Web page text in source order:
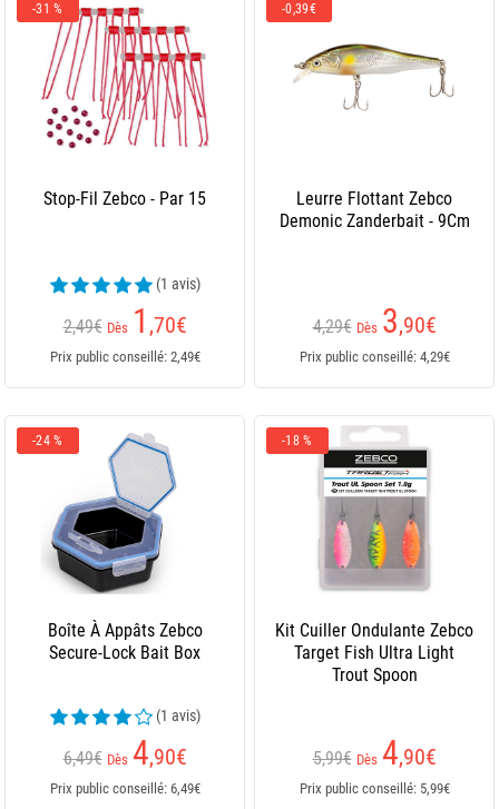
-31 %
Stop-Fil Zebco - Par 15
(1 avis)
2,49€ Dès 1 ,70€
Prix public conseillé: 2,49€
-0,39€
Leurre Flottant Zebco
Demonic Zanderbait - 9Cm
4,29€ Dès 3,90€
Prix public conseillé: 4,29€
-24 %
Boîte À Appâts Zebco
Secure-Lock Bait Box
(1 avis)
6,49€ Dès 4,90€
Prix public conseillé: 6,49€
-18 %
Kit Cuiller Ondulante Zebco
Target Fish Ultra Light
Trout Spoon
5,99€ Dès 4,90€
Prix public conseillé: 5,99€